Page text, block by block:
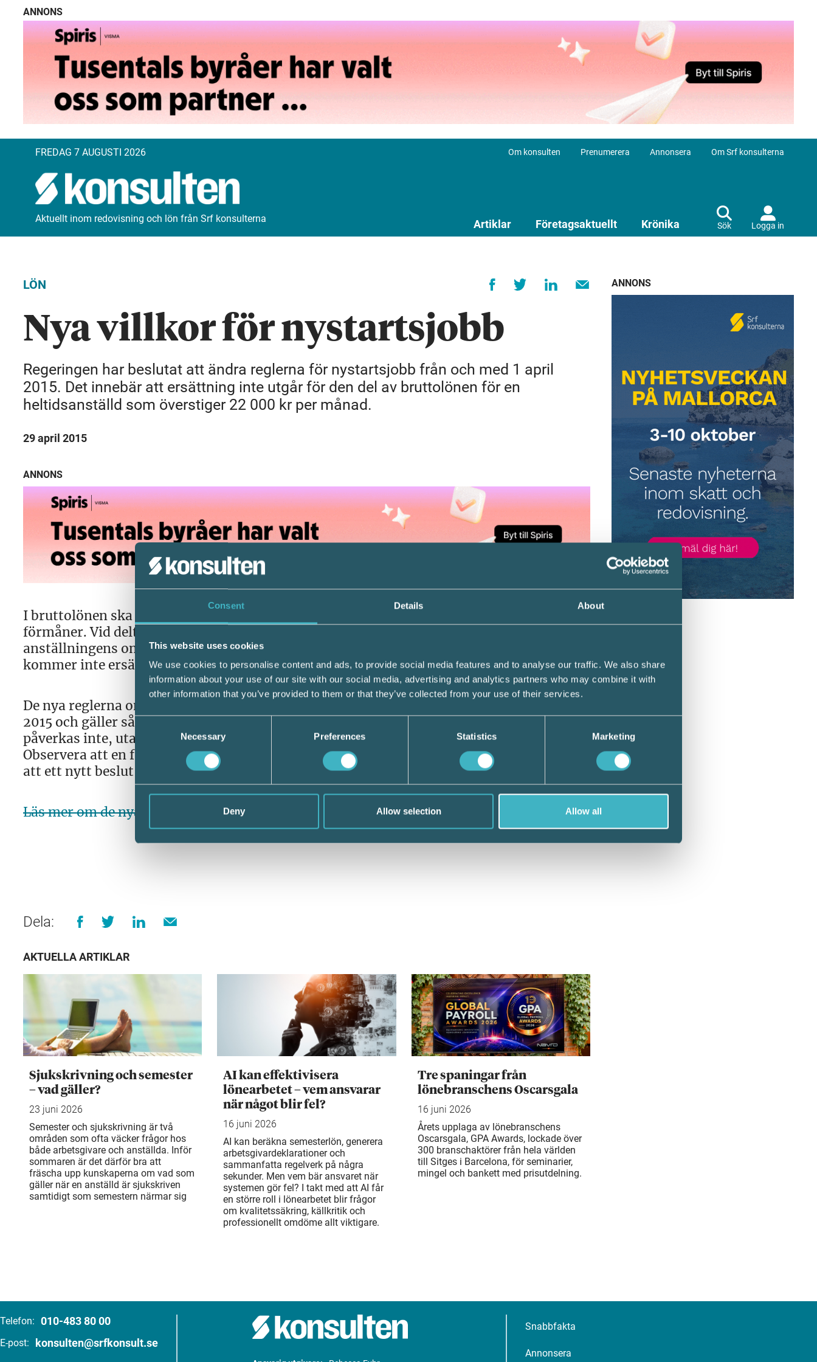
Consent Details About
This website uses cookies
We use cookies to personalise content and ads, to provide social media features and to analyse our traffic. We also share
information about your use of our site with our social media, advertising and analytics partners who may combine it with
other information that you’ve provided to them or that they’ve collected from your use of their services.
Selection
Necessary Preferences Statistics Marketing
Deny Allow selection Allow all
ANNONS
FREDAG 7 AUGUSTI 2026 Om konsulten Prenumerera Annonsera Om Srf konsulterna
Aktuellt inom redovisning och lön från Srf konsulterna Artiklar Företagsaktuellt Krönika Sök Logga in
LÖN
Nya villkor för nystartsjobb
Regeringen har beslutat att ändra reglerna för nystartsjobb från och med 1 april
2015. Det innebär att ersättning inte utgår för den del av bruttolönen för en
heltidsanställd som överstiger 22 000 kr per månad.
29 april 2015
ANNONS
I bruttolönen ska du även räkna med eventuell sjuklön, semesterlön och skattepliktiga
förmåner. Vid deltidsanställning minskas ersättningen proportionellt i förhållande till
anställningens omfattning. Det betyder att vid en tjänstgöringsgrad om 50 procent så
kommer inte ersättningar över 11 000 kr att ersättas.
De nya reglerna omfattar beslut som fattas av Arbetsförmedlingen från och med 1 april
2015 och gäller såväl nya beslut som beslut om förlängning. Beslut fattade före 1 april
påverkas inte, utan löper på tills det är dags för eventuell ansökan om förlängning.
Observera att en förändring av tjänstgöringsgrad eller lön under pågående period innebär
att ett nytt beslut måste fattas.
Läs mer om de nya villkoren här >>
Dela:
AKTUELLA ARTIKLAR
Sjukskrivning och semester
– vad gäller?
23 juni 2026
Semester och sjukskrivning är två
områden som ofta väcker frågor hos
både arbetsgivare och anställda. Inför
sommaren är det därför bra att
fräscha upp kunskaperna om vad som
gäller när en anställd är sjukskriven
samtidigt som semestern närmar sig
AI kan effektivisera
lönearbetet – vem ansvarar
när något blir fel?
16 juni 2026
AI kan beräkna semesterlön, generera
arbetsgivardeklarationer och
sammanfatta regelverk på några
sekunder. Men vem bär ansvaret när
systemen gör fel? I takt med att AI får
en större roll i lönearbetet blir frågor
om kvalitetssäkring, källkritik och
professionellt omdöme allt viktigare.
Tre spaningar från
lönebranschens Oscarsgala
16 juni 2026
Årets upplaga av lönebranschens
Oscarsgala, GPA Awards, lockade över
300 branschaktörer från hela världen
till Sitges i Barcelona, för seminarier,
mingel och bankett med prisutdelning.
ANNONS
Telefon: 010-483 80 00
E-post: konsulten@srfkonsult.se
Snabbfakta
Annonsera